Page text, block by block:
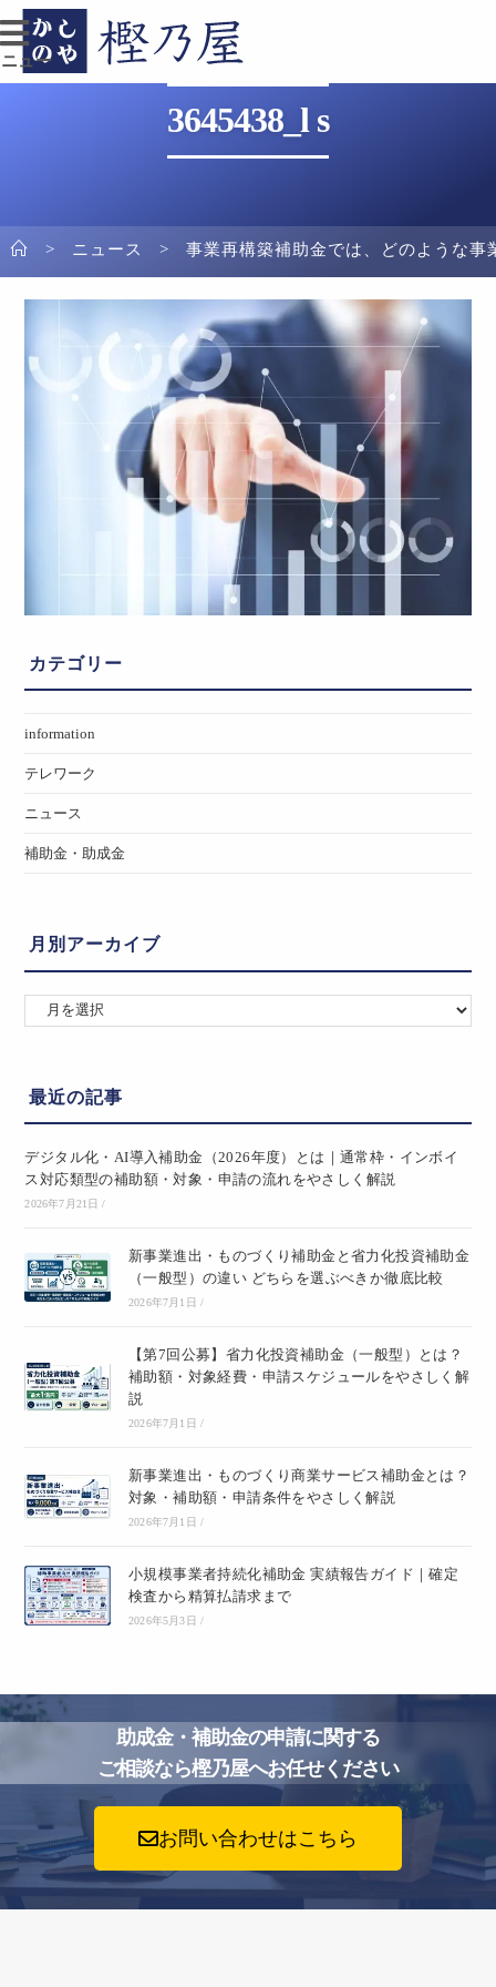
ュー
3645438_l s
> ニュース > 事業再構築補助金では、どのような事
カテゴリー
information
テレワーク
ニュース
補助金・助成金
月別アーカイブ
最近の記事
デジタル化・AI導入補助金（2026年度）とは｜通常枠・インボイ
ス対応類型の補助額・対象・申請の流れをやさしく解説
2026年7月21日 /
新事業進出・ものづくり補助金と省力化投資補助金
（一般型）の違い どちらを選ぶべきか徹底比較
2026年7月1日 /
【第7回公募】省力化投資補助金（一般型）とは？
補助額・対象経費・申請スケジュールをやさしく解
説
2026年7月1日 /
新事業進出・ものづくり商業サービス補助金とは？
対象・補助額・申請条件をやさしく解説
2026年7月1日 /
小規模事業者持続化補助金 実績報告ガイド｜確定
検査から精算払請求まで
2026年5月3日 /
助成金・補助金の申請に関する
ご相談なら樫乃屋へお任せください
お問い合わせはこちら